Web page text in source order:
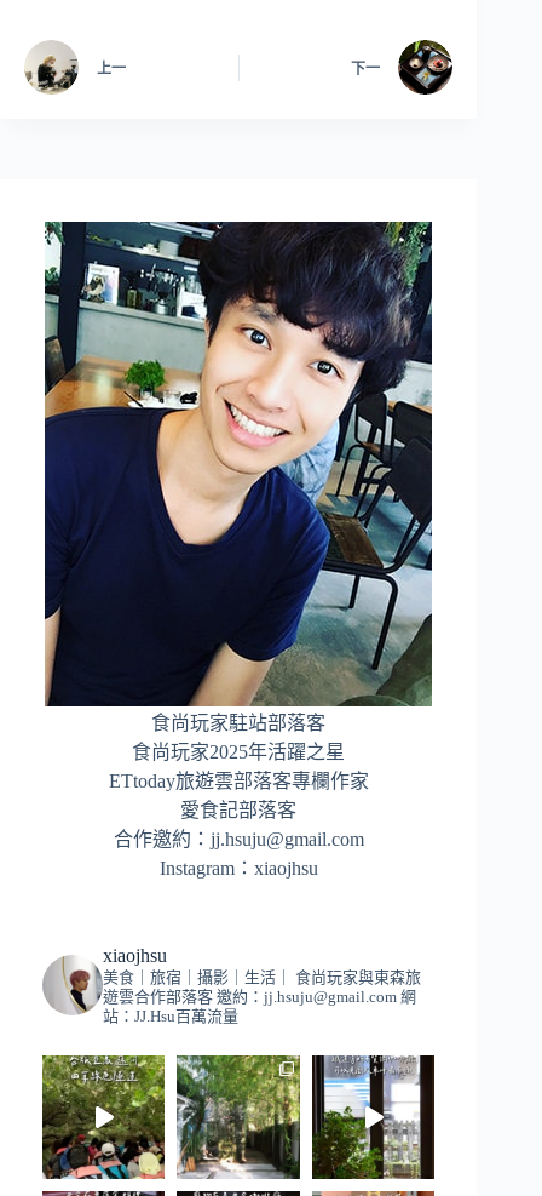
上一 下一
食尚玩家駐站部落客
食尚玩家2025年活躍之星
ETtoday旅遊雲部落客專欄作家
愛食記部落客
合作邀約： jj.hsuju@gmail.com
Instagram： xiaojhsu
xiaojhsu
美食｜旅宿｜攝影｜生活｜
食尚玩家與東森旅
遊雲合作部落客 邀約： jj.hsuju@gmail.com 網
站：JJ.Hsu百萬流量